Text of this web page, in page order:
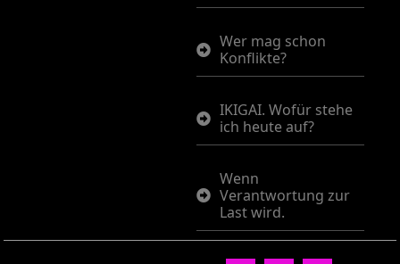
Wer mag schon
Konflikte?
IKIGAI. Wofür stehe
ich heute auf?
Wenn
Verantwortung zur
Last wird.